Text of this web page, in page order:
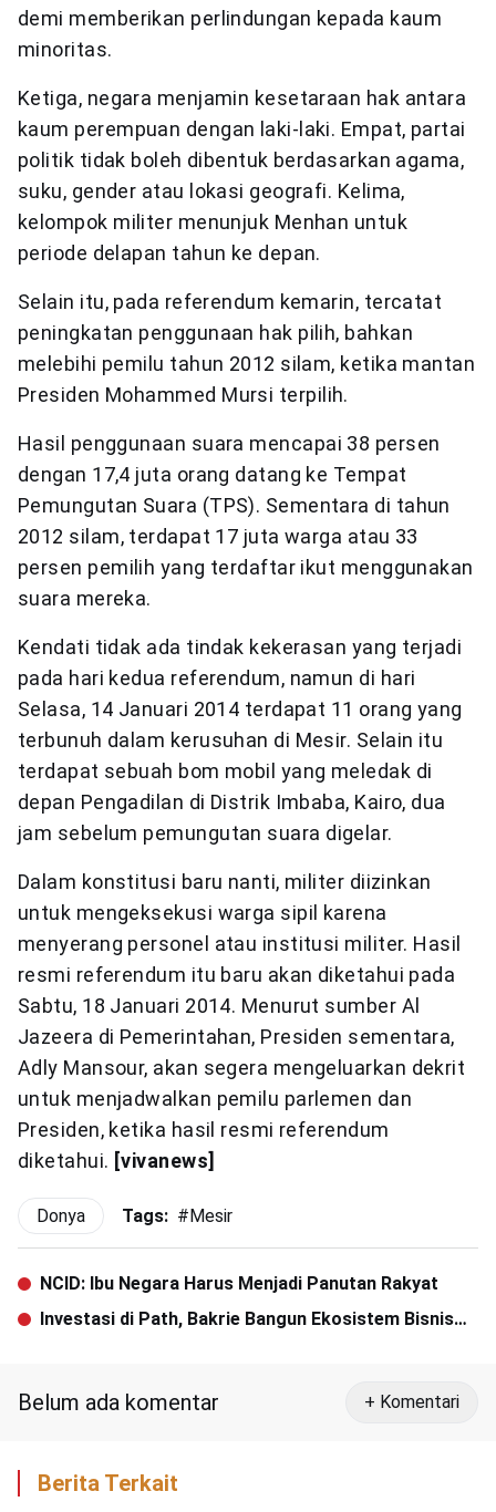
demi memberikan perlindungan kepada kaum
minoritas.
Ketiga, negara menjamin kesetaraan hak antara
kaum perempuan dengan laki-laki. Empat, partai
politik tidak boleh dibentuk berdasarkan agama,
suku, gender atau lokasi geografi. Kelima,
kelompok militer menunjuk Menhan untuk
periode delapan tahun ke depan.
Selain itu, pada referendum kemarin, tercatat
peningkatan penggunaan hak pilih, bahkan
melebihi pemilu tahun 2012 silam, ketika mantan
Presiden Mohammed Mursi terpilih.
Hasil penggunaan suara mencapai 38 persen
dengan 17,4 juta orang datang ke Tempat
Pemungutan Suara (TPS). Sementara di tahun
2012 silam, terdapat 17 juta warga atau 33
persen pemilih yang terdaftar ikut menggunakan
suara mereka.
Kendati tidak ada tindak kekerasan yang terjadi
pada hari kedua referendum, namun di hari
Selasa, 14 Januari 2014 terdapat 11 orang yang
terbunuh dalam kerusuhan di Mesir. Selain itu
terdapat sebuah bom mobil yang meledak di
depan Pengadilan di Distrik Imbaba, Kairo, dua
jam sebelum pemungutan suara digelar.
Dalam konstitusi baru nanti, militer diizinkan
untuk mengeksekusi warga sipil karena
menyerang personel atau institusi militer. Hasil
resmi referendum itu baru akan diketahui pada
Sabtu, 18 Januari 2014. Menurut sumber Al
Jazeera di Pemerintahan, Presiden sementara,
Adly Mansour, akan segera mengeluarkan dekrit
untuk menjadwalkan pemilu parlemen dan
Presiden, ketika hasil resmi referendum
diketahui. [vivanews]
Donya Tags: #Mesir
NCID: Ibu Negara Harus Menjadi Panutan Rakyat
Investasi di Path, Bakrie Bangun Ekosistem Bisnis
Belum ada komentar + Komentari
Berita Terkait